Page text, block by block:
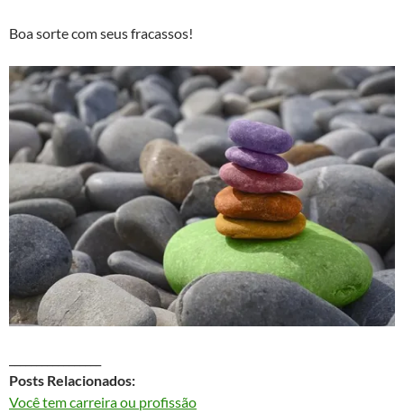
Boa sorte com seus fracassos!
Posts Relacionados:
Você tem carreira ou profissão